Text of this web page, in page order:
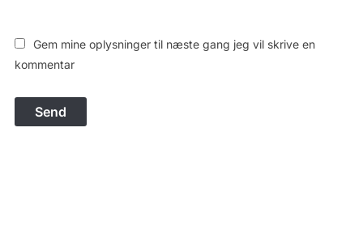
Gem mine oplysninger til næste gang jeg vil skrive en
kommentar